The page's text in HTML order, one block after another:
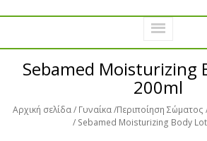
Sebamed Moisturizing
200ml
Αρχική σελίδα Γυναίκα Περιποίηση Σώματος
Sebamed Moisturizing Body